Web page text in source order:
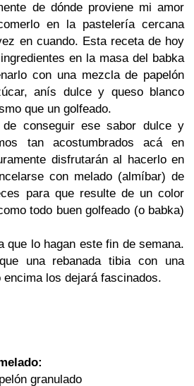
de dónde proviene mi amor
en la pastelería cercana
en cuando. Esta receta de hoy
en la masa del babka
con una mezcla de papelón
anís dulce y queso blanco
que un golfeado.
conseguir ese sabor dulce y
tan acostumbrados acá en
disfrutarán al hacerlo en
con melado (almíbar) de
para que resulte de un color
todo buen golfeado (o babka)
que lo hagan este fin de semana.
una rebanada tibia con una
encima los dejará fascinados.
granulado